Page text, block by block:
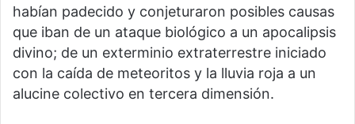
habían padecido y conjeturaron posibles causas
que iban de un ataque biológico a un apocalipsis
divino; de un exterminio extraterrestre iniciado
con la caída de meteoritos y la lluvia roja a un
alucine colectivo en tercera dimensión.